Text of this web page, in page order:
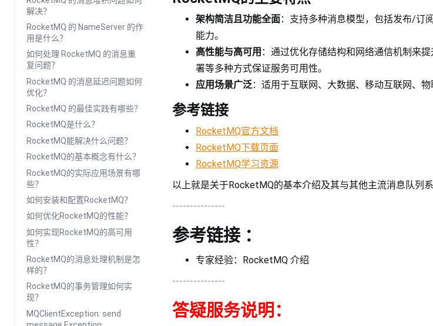
解决？
RocketMQ 的 NameServer 的作
用是什么？
如何处理 RocketMQ 的消息重
复问题？
RocketMQ 的消息延迟问题如何
优化？
RocketMQ 的最佳实践有哪些？
RocketMQ是什么？
RocketMQ能解决什么问题？
RocketMQ的基本概念有什么？
RocketMQ的实际应用场景有哪
些？
如何安装和配置RocketMQ？
如何优化RocketMQ的性能？
如何实现RocketMQ的高可用
性？
RocketMQ的消息处理机制是怎
样的？
RocketMQ的事务管理如何实
现？
MQClientException: send
架构简洁且功能全面：支持多种消息模型，包括发布/订
能力。
高性能与高可用 ：通过优化存储结构和网络通信机制来
署等多种方式保证服务可用性。
应用场景广泛：适用于互联网、大数据、移动互联网、物
参考链接
RocketMQ官方文档
RocketMQ下载页面
RocketMQ学习资源
以上就是关于RocketMQ的基本介绍及其与其他主流消息队列
---------------
参考链接 ：
专家经验：RocketMQ 介绍
---------------
答疑服务说明：